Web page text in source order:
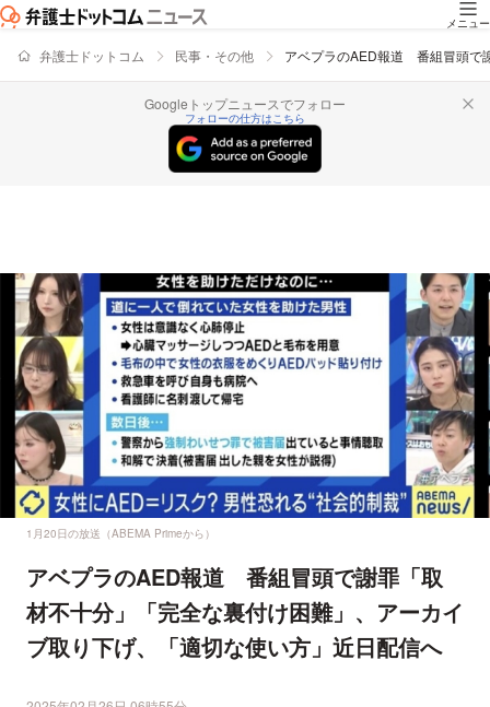
メニュー
弁護士ドットコム 民事・その他 アベプラのAED報道 番組冒頭で
Googleトップニュースでフォロー
フォローの仕方はこちら
1月20日の放送（ABEMA Primeから）
アベプラのAED報道 番組冒頭で謝罪「取
材不十分」「完全な裏付け困難」、アーカイ
ブ取り下げ、「適切な使い方」近日配信へ